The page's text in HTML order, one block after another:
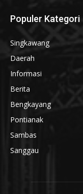
Populer Kategori
Singkawang
Daerah
Informasi
Berita
Bengkayang
Pontianak
Sambas
Sanggau